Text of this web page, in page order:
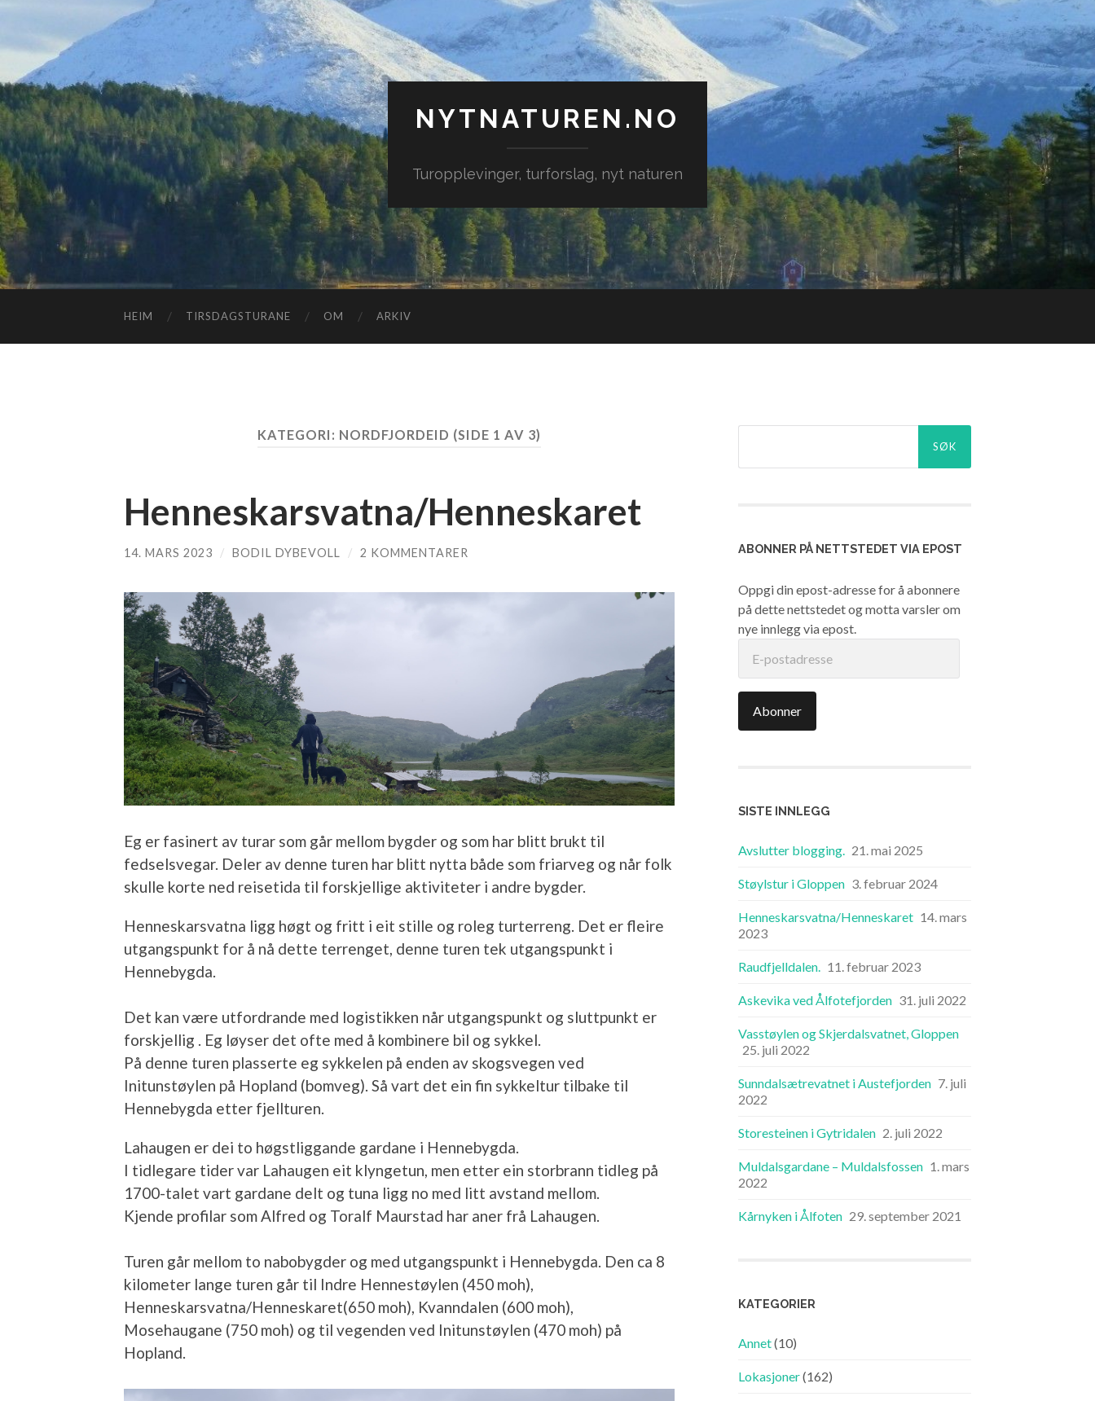
NYTNATUREN.NO
Turopplevinger, turforslag, nyt naturen
HEIM TIRSDAGSTURANE OM ARKIV
KATEGORI: NORDFJORDEID (SIDE 1 AV 3)
Henneskarsvatna/Henneskaret
14. MARS 2023 / BODIL DYBEVOLL / 2 KOMMENTARER
Eg er fasinert av turar som går mellom bygder og som har blitt brukt til
fedselsvegar. Deler av denne turen har blitt nytta både som friarveg og når folk
skulle korte ned reisetida til forskjellige aktiviteter i andre bygder.
Henneskarsvatna ligg høgt og fritt i eit stille og roleg turterreng. Det er fleire
utgangspunkt for å nå dette terrenget, denne turen tek utgangspunkt i
Hennebygda.
Det kan være utfordrande med logistikken når utgangspunkt og sluttpunkt er
forskjellig . Eg løyser det ofte med å kombinere bil og sykkel.
På denne turen plasserte eg sykkelen på enden av skogsvegen ved
Initunstøylen på Hopland (bomveg). Så vart det ein fin sykkeltur tilbake til
Hennebygda etter fjellturen.
Lahaugen er dei to høgstliggande gardane i Hennebygda.
I tidlegare tider var Lahaugen eit klyngetun, men etter ein storbrann tidleg på
1700-talet vart gardane delt og tuna ligg no med litt avstand mellom.
Kjende profilar som Alfred og Toralf Maurstad har aner frå Lahaugen.
Turen går mellom to nabobygder og med utgangspunkt i Hennebygda. Den ca 8
kilometer lange turen går til Indre Hennestøylen (450 moh),
Henneskarsvatna/Henneskaret(650 moh), Kvanndalen (600 moh),
Mosehaugane (750 moh) og til vegenden ved Initunstøylen (470 moh) på
Hopland.
ABONNER PÅ NETTSTEDET VIA EPOST
Oppgi din epost-adresse for å abonnere
på dette nettstedet og motta varsler om
nye innlegg via epost.
postadresse
Abonner
SISTE INNLEGG
Avslutter blogging. 21. mai 2025
Støylstur i Gloppen 3. februar 2024
Henneskarsvatna/Henneskaret 14. mars
2023
Raudfjelldalen. 11. februar 2023
Askevika ved Ålfotefjorden 31. juli 2022
Vasstøylen og Skjerdalsvatnet, Gloppen
25. juli 2022
Sunndalsætrevatnet i Austefjorden 7. juli
2022
Storesteinen i Gytridalen 2. juli 2022
Muldalsgardane – Muldalsfossen 1. mars
2022
Kårnyken i Ålfoten 29. september 2021
KATEGORIER
Annet(10)
Lokasjoner(162)